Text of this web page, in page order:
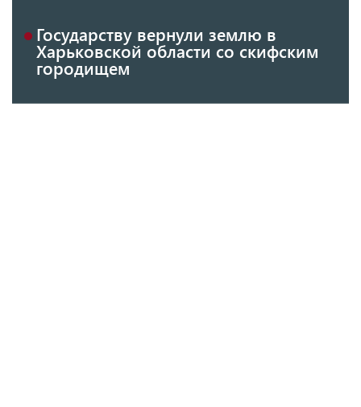
Государству вернули землю в
Харьковской области со скифским
городищем